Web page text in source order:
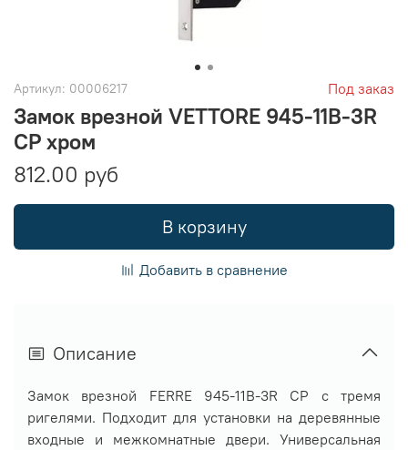
Артикул: 00006217 Под заказ
Замок врезной VETTORE 945-11B-3R
CP хром
812.00 руб
В корзину
Добавить в сравнение
Описание
Замок врезной FERRE 945-11B-3R CP с тремя
ригелями. Подходит для установки на деревянные
входные и межкомнатные двери. Универсальная